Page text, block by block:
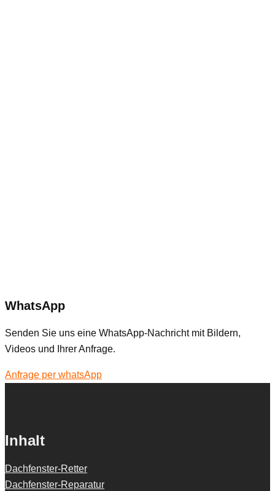
WhatsApp
Senden Sie uns eine WhatsApp-Nachricht mit Bildern,
Videos und Ihrer Anfrage.
Anfrage per whatsApp
Inhalt
Dachfenster-Retter
Dachfenster-Reparatur